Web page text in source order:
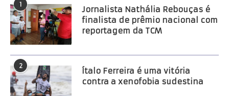
1
Jornalista Nathália Rebouças é
finalista de prêmio nacional com
reportagem da TCM
2
Ítalo Ferreira é uma vitória
contra a xenofobia sudestina